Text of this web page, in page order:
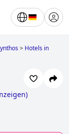
> Hotels in
)